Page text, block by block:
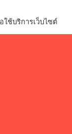
ใช้บริการเว็บไซต์